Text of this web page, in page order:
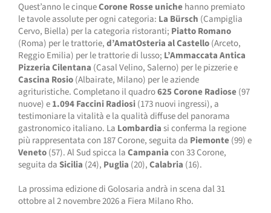
Quest’anno le cinqueCorone Rosse unichehanno premiato
le tavole assolute per ogni categoria: La Bürsch (Campiglia
Cervo, Biella) per la categoria ristoranti; Piatto Romano
(Roma) per le trattorie,d’AmatOsteria al Castello(Arceto,
Reggio Emilia) per le trattorie di lusso; L’Ammaccata Antica
Pizzeria Cilentana (Casal Velino, Salerno) per le pizzerie e
Cascina Rosio(Albairate, Milano) per le aziende
agrituristiche. Completano il quadro625 Corone Radiose(97
nuove) e1.094 Faccini Radiosi(173 nuovi ingressi), a
testimoniare la vitalità e la qualità diffuse del panorama
gastronomico italiano. La Lombardiasi conferma la regione
più rappresentata con 187 Corone, seguita da Piemonte(99) e
Veneto(57). Al Sud spicca laCampaniacon 33 Corone,
seguita daSicilia (24), Puglia (20),Calabria (16).
La prossima edizione di Golosaria andrà in scena dal 31
ottobre al 2 novembre 2026 a Fiera Milano Rho.